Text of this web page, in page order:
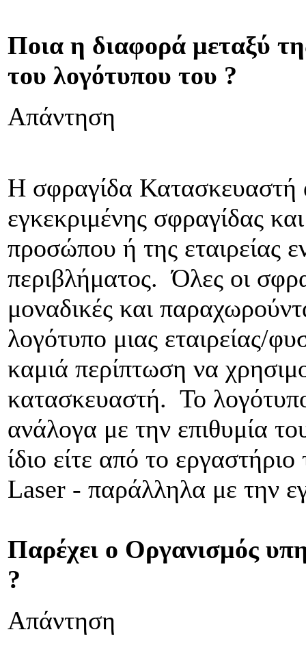
Ποια η διαφορά μεταξύ
του λογότυπου του ?
Απάντηση
Η σφραγίδα Κατασκευαστή
εγκεκριμένης σφραγίδας
προσώπου ή της εταιρείας
περιβλήματος. Όλες οι
μοναδικές και
λογότυπο μιας εταιρείας/
καμιά περίπτωση να
κατασκευαστή. Το
ανάλογα με την επιθυμία
ίδιο είτε από το
Laser - παράλληλα με την
Παρέχει ο Οργανισμός
?
Απάντηση